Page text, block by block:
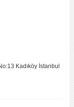
Kadıköy İstanbul